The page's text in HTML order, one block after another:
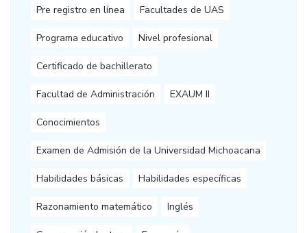
Pre registro en línea Facultades de UAS
Programa educativo Nivel profesional
Certificado de bachillerato
Facultad de Administración EXAUM II
Conocimientos
Examen de Admisión de la Universidad Michoacana
Habilidades básicas Habilidades específicas
Razonamiento matemático Inglés